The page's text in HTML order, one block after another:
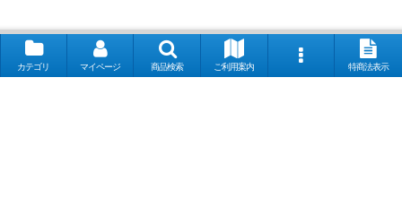
カテゴリ マイページ 商品検索 ご利用案内 特商法表示